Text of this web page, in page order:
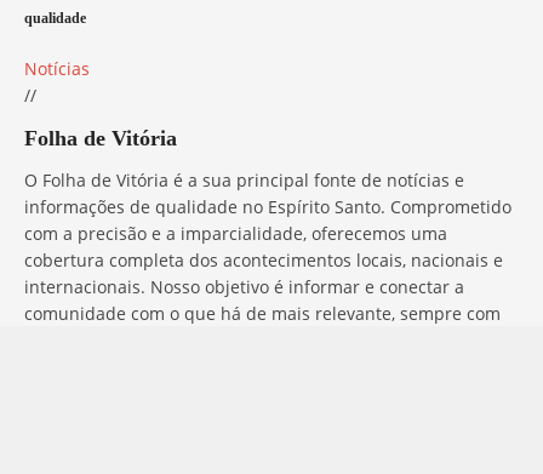
qualidade
Notícias
//
Folha de Vitória
O Folha de Vitória é a sua principal fonte de notícias e
informações de qualidade no Espírito Santo. Comprometido
com a precisão e a imparcialidade, oferecemos uma
cobertura completa dos acontecimentos locais, nacionais e
internacionais. Nosso objetivo é informar e conectar a
comunidade com o que há de mais relevante, sempre com